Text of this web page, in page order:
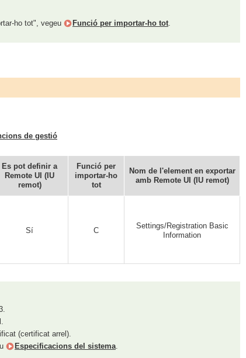
ho tot", vegeu Funció per importar-ho tot.
de gestió
Es pot definir a
Remote UI (IU
remot)
Funció per
importar-ho
tot
Nom de l'element en exportar
amb Remote UI (IU remot)
Sí C
Settings/Registration Basic
Information
(certificat arrel).
Especificacions del sistema.